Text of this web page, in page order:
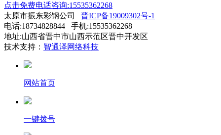
点击免费电话咨询:15535362268
太原市振东彩钢公司 晋ICP备19009302号-1
电话:18734828844 手机:15535362268
地址:山西省晋中市山西示范区晋中开发区
技术支持： 智通泽网络科技
网站首页
一键拨号